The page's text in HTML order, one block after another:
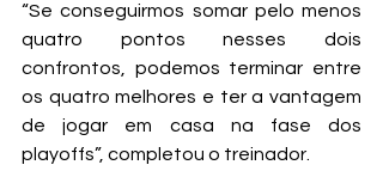
“Se conseguirmos somar pelo menos
quatro pontos nesses dois
confrontos, podemos terminar entre
os quatro melhores e ter a vantagem
de jogar em casa na fase dos
playoffs”, completou o treinador.